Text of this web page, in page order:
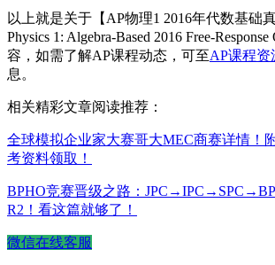
以上就是关于【AP物理1 2016年代数基础
Physics 1: Algebra-Based 2016 Free-
容，如需了解AP课程动态，可至AP课程资
息。
相关精彩文章阅读推荐：
全球模拟企业家大赛哥大MEC商赛详情！
考资料领取！
BPHO竞赛晋级之路：
R2！看这篇就够了！
微信在线客服